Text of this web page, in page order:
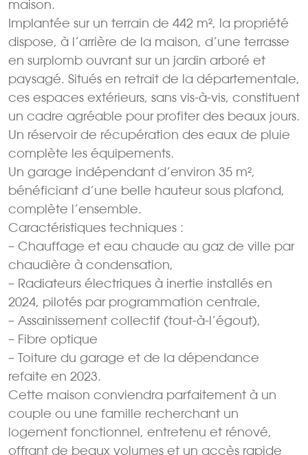
maison.
Implantée sur un terrain de 442 m², la propriété
dispose, à l’arrière de la maison, d’une terrasse
en surplomb ouvrant sur un jardin arboré et
paysagé. Situés en retrait de la départementale,
ces espaces extérieurs, sans vis-à-vis, constituent
un cadre agréable pour profiter des beaux jours.
Un réservoir de récupération des eaux de pluie
complète les équipements.
Un garage indépendant d’environ 35 m²,
bénéficiant d’une belle hauteur sous plafond,
complète l’ensemble.
Caractéristiques techniques :
– Chauffage et eau chaude au gaz de ville par
chaudière à condensation,
– Radiateurs électriques à inertie installés en
2024, pilotés par programmation centrale,
– Assainissement collectif (tout-à-l’égout),
– Fibre optique
– Toiture du garage et de la dépendance
refaite en 2023.
Cette maison conviendra parfaitement à un
couple ou une famille recherchant un
logement fonctionnel, entretenu et rénové,
offrant de beaux volumes et un accès rapide